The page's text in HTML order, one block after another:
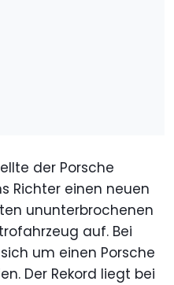
der Porsche
Richter einen neuen
ununterbrochenen
auf. Bei
um einen Porsche
Der Rekord liegt bei